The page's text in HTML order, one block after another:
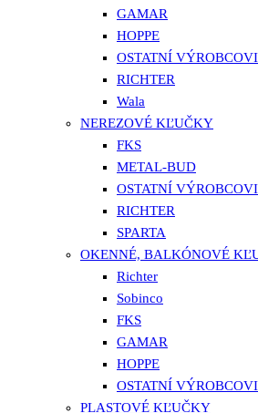
GAMAR
HOPPE
OSTATNÍ
RICHTER
Wala
NEREZOVÉ KĽUČKY
FKS
METAL-BUD
OSTATNÍ
RICHTER
SPARTA
OKENNÉ, BALKÓNOVÉ
Richter
Sobinco
FKS
GAMAR
HOPPE
OSTATNÍ
PLASTOVÉ KĽUČKY